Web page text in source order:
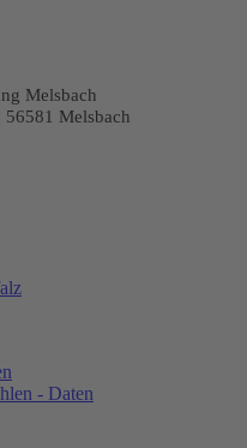
Melsbach
56581 Melsbach
- Daten